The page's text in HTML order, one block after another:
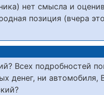
нет смысла и
позиция (вчера
Всех подробностей
денег, ни